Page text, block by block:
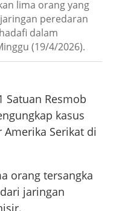
lima orang yang
peredaran
dalam
(19/4/2026).
Satuan Resmob
kasus
Serikat di
orang tersangka
jaringan